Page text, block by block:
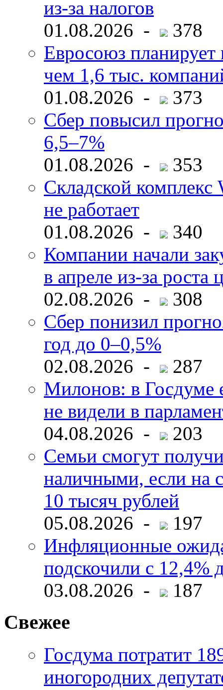
из-за налогов
01.08.2026 -
378
Евросоюз планирует
чем 1,6 тыс.
01.08.2026 -
373
Сбер повысил
6,5–7%
01.08.2026 -
353
Складской комплекс
не работает
01.08.2026 -
340
Компании начали
в апреле из-за роста
02.08.2026 -
308
Сбер понизил
год до 0–0,5%
02.08.2026 -
287
Милонов: в Госдуме
не видели в
04.08.2026 -
203
Семьи смогут
наличными, если на
10 тысяч рублей
05.08.2026 -
197
Инфляционные
подскочили с 12,4%
03.08.2026 -
187
Свежее
Госдума потратит
иногородних